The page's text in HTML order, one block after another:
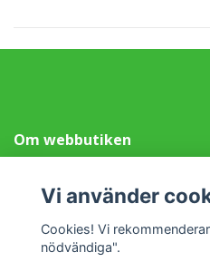
Om webbutiken
Information
Sociala medier
Vi använder
Cookies! Vi
nödvändiga".